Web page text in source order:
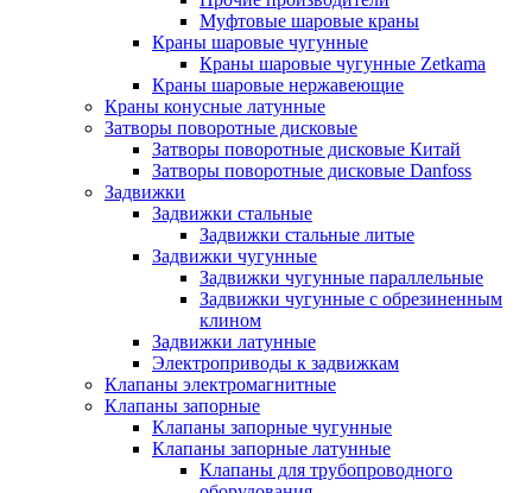
Муфтовые шаровые краны
Краны шаровые чугунные
Краны шаровые чугунные Zetkama
Краны шаровые нержавеющие
Краны конусные латунные
Затворы поворотные дисковые
Затворы поворотные дисковые Китай
Затворы поворотные дисковые Danfoss
Задвижки
Задвижки стальные
Задвижки стальные литые
Задвижки чугунные
Задвижки чугунные параллельные
Задвижки чугунные с обрезиненным
клином
Задвижки латунные
Электроприводы к задвижкам
Клапаны электромагнитные
Клапаны запорные
Клапаны запорные чугунные
Клапаны запорные латунные
Клапаны для трубопроводного